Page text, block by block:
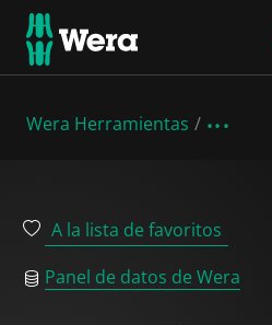
Wera Herramientas
A la lista de favoritos
Panel de datos de Wera